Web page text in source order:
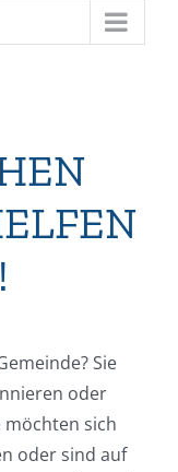
Sie
oder
möchten sich
oder sind auf